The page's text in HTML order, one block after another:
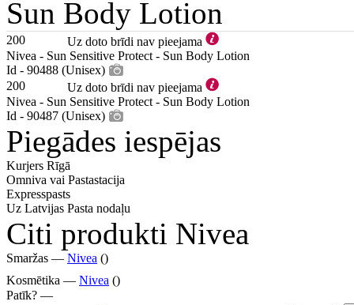
Sun Body Lotion
200
Uz doto brīdi nav pieejama
Nivea - Sun Sensitive Protect - Sun Body Lotion
Id - 90488 (Unisex)
200
Uz doto brīdi nav pieejama
Nivea - Sun Sensitive Protect - Sun Body Lotion
Id - 90487 (Unisex)
Piegādes iespējas
Kurjers Rīgā
Omniva vai Pastastacija
Expresspasts
Uz Latvijas Pasta nodaļu
Citi produkti Nivea
Smaržas — Nivea ()
Kosmētika — Nivea ()
Patīk? —